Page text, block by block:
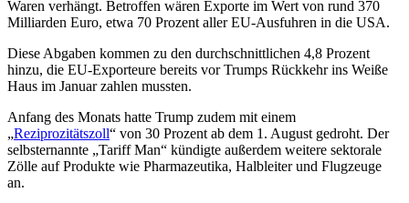
Waren verhängt. Betroffen wären Exporte im Wert von rund 370
Milliarden Euro, etwa 70 Prozent aller EU-Ausfuhren in die USA.
Diese Abgaben kommen zu den durchschnittlichen 4,8 Prozent
hinzu, die EU-Exporteure bereits vor Trumps Rückkehr ins Weiße
Haus im Januar zahlen mussten.
Anfang des Monats hatte Trump zudem mit einem
„Reziprozitätszoll“ von 30 Prozent ab dem 1. August gedroht. Der
selbsternannte „Tariff Man“ kündigte außerdem weitere sektorale
Zölle auf Produkte wie Pharmazeutika, Halbleiter und Flugzeuge
an.